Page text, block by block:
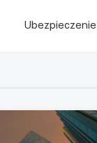
Ubezpieczenie